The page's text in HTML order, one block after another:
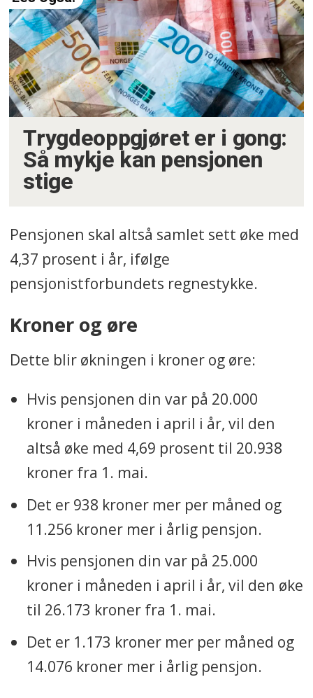
Trygdeoppgjøret er i gong:
Så mykje kan pensjonen
stige
Pensjonen skal altså samlet sett øke med
4,37 prosent i år, ifølge
pensjonistforbundets regnestykke.
Kroner og øre
Dette blir økningen i kroner og øre:
Hvis pensjonen din var på 20.000
kroner i måneden i april i år, vil den
altså øke med 4,69 prosent til 20.938
kroner fra 1. mai.
Det er 938 kroner mer per måned og
11.256 kroner mer i årlig pensjon.
Hvis pensjonen din var på 25.000
kroner i måneden i april i år, vil den øke
til 26.173 kroner fra 1. mai.
Det er 1.173 kroner mer per måned og
14.076 kroner mer i årlig pensjon.